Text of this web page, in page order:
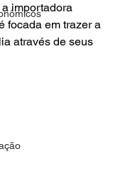
importadora
focada em trazer a
através de seus